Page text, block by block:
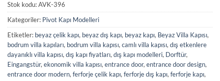
Stok kodu:AVK-396
Kategoriler: Pivot Kapı Modelleri
Etiketler: beyaz çelik kapı, beyaz dış kapı, beyaz kapı, Beyaz Villa Kapısı,
bodrum villa kapıları, bodrum villa kapısı,camlı villa kapısı,dış etkenlere
dayanıklı villa kapısı,dış kapı fiyatları,dış kapı modelleri, Dorftür,
Eingangstür,ekonomik villa kapısı,entrance door,entrance door design,
entrance door modern,ferforje çelik kapı,ferforje dış kapı,ferforje kapı,